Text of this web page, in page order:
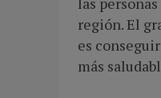
región. El
es
más